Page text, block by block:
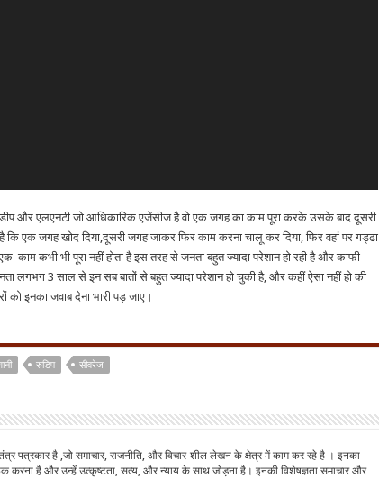
और एलएनटी जो आधिकारिक एजेंसीज है वो एक जगह का काम पूरा करके उसके बाद दूसरी
एक जगह खोद दिया,दूसरी जगह जाकर फिर काम करना चालू कर दिया, फिर वहां पर गड्ढा
काम कभी भी पूरा नहीं होता है इस तरह से जनता बहुत ज्यादा परेशान हो रही है और काफी
लगभग 3 साल से इन सब बातों से बहुत ज्यादा परेशान हो चुकी है, और कहीं ऐसा नहीं हो की
इनका जवाब देना भारी पड़ जाए।
रुडिप सीवरेज
पत्रकार है ,जो समाचार, राजनीति, और विचार-शील लेखन के क्षेत्र में काम कर रहे है । इनका
करना है और उन्हें उत्कृष्टता, सत्य, और न्याय के साथ जोड़ना है। इनकी विशेषज्ञता समाचार और